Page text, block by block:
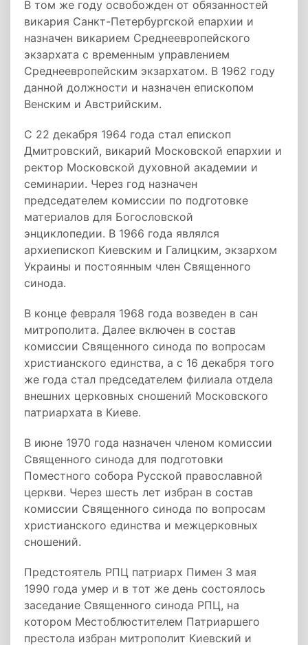
В том же году освобожден от обязанностей
викария Санкт-Петербургской епархии и
назначен викарием Среднеевропейского
экзархата с временным управлением
Среднеевропейским экзархатом. В 1962 году
данной должности и назначен епископом
Венским и Австрийским.
С 22 декабря 1964 года стал епископ
Дмитровский, викарий Московской епархии и
ректор Московской духовной академии и
семинарии. Через год назначен
председателем комиссии по подготовке
материалов для Богословской
энциклопедии. В 1966 года являлся
архиепископ Киевским и Галицким, экзархом
Украины и постоянным член Священного
синода.
В конце февраля 1968 года возведен в сан
митрополита. Далее включен в состав
комиссии Священного синода по вопросам
христианского единства, а с 16 декабря того
же года стал председателем филиала отдела
внешних церковных сношений Московского
патриархата в Киеве.
В июне 1970 года назначен членом комиссии
Священного синода для подготовки
Поместного собора Русской православной
церкви. Через шесть лет избран в состав
комиссии Священного синода по вопросам
христианского единства и межцерковных
сношений.
Предстоятель РПЦ патриарх Пимен 3 мая
1990 года умер и в тот же день состоялось
заседание Священного синода РПЦ, на
котором Местоблюстителем Патриаршего
престола избран митрополит Киевский и